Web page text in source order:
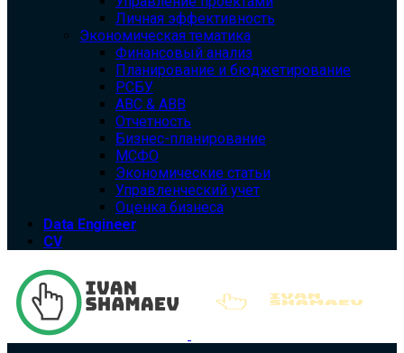
Личная эффективность
Экономическая тематика
Финансовый анализ
Планирование и бюджетирование
РСБУ
ABC & ABB
Отчетность
Бизнес-планирование
МСФО
Экономические статьи
Управленческий учет
Оценка бизнеса
Data Engineer
CV